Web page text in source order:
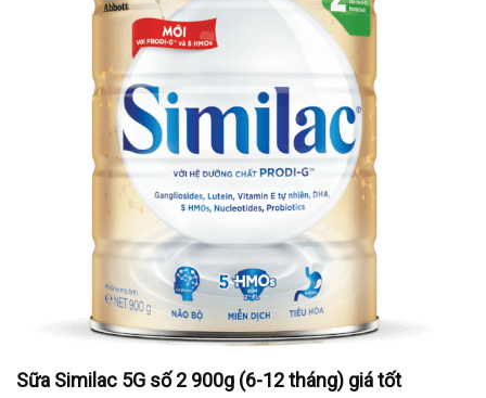
Sữa Similac 5G số 2 900g (6-12 tháng) giá tốt